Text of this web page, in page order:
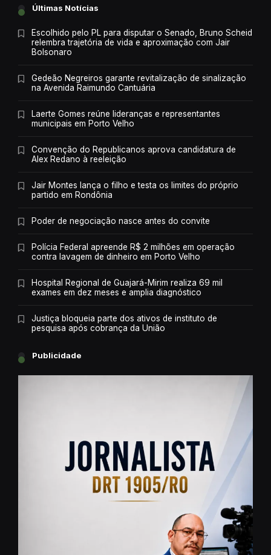
Últimas Notícias
Escolhido pelo PL para disputar o Senado, Bruno Scheid
relembra trajetória de vida e aproximação com Jair
Bolsonaro
Gedeão Negreiros garante revitalização de sinalização
na Avenida Raimundo Cantuária
Laerte Gomes reúne lideranças e representantes
municipais em Porto Velho
Convenção do Republicanos aprova candidatura de
Alex Redano à reeleição
Jair Montes lança o filho e testa os limites do próprio
partido em Rondônia
Poder de negociação nasce antes do convite
Polícia Federal apreende R$ 2 milhões em operação
contra lavagem de dinheiro em Porto Velho
Hospital Regional de Guajará-Mirim realiza 69 mil
exames em dez meses e amplia diagnóstico
Justiça bloqueia parte dos ativos de instituto de
pesquisa após cobrança da União
Publicidade